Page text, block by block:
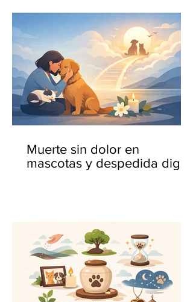
Muerte sin dolor en
mascotas y despedida digna